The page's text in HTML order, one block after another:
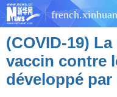
(COVID-19)
vaccin contre
développé par